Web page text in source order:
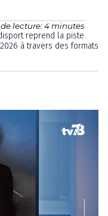
lecture: 4 minutes
reprend la piste.
à travers des formats